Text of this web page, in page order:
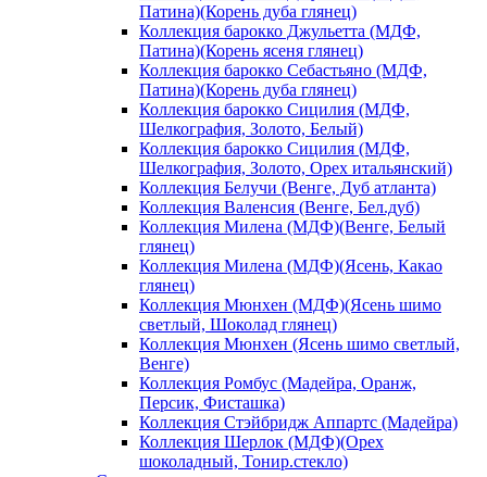
Патина)(Корень дуба глянец)
Коллекция барокко Джульетта (МДФ,
Патина)(Корень ясеня глянец)
Коллекция барокко Себастьяно (МДФ,
Патина)(Корень дуба глянец)
Коллекция барокко Сицилия (МДФ,
Шелкография, Золото, Белый)
Коллекция барокко Сицилия (МДФ,
Шелкография, Золото, Орех итальянский)
Коллекция Белучи (Венге, Дуб атланта)
Коллекция Валенсия (Венге, Бел.дуб)
Коллекция Милена (МДФ)(Венге, Белый
глянец)
Коллекция Милена (МДФ)(Ясень, Какао
глянец)
Коллекция Мюнхен (МДФ)(Ясень шимо
светлый, Шоколад глянец)
Коллекция Мюнхен (Ясень шимо светлый,
Венге)
Коллекция Ромбус (Мадейра, Оранж,
Персик, Фисташка)
Коллекция Стэйбридж Аппартс (Мадейра)
Коллекция Шерлок (МДФ)(Орех
шоколадный, Тонир.стекло)